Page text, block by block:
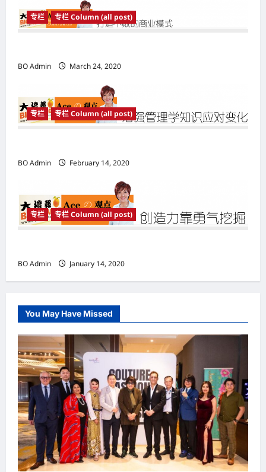
i
g
t
o
n
专栏 专栏 Column (all post)
BO Admin March 24, 2020
专栏 专栏 Column (all post)
BO Admin February 14, 2020
专栏 专栏 Column (all post)
BO Admin January 14, 2020
You May Have Missed